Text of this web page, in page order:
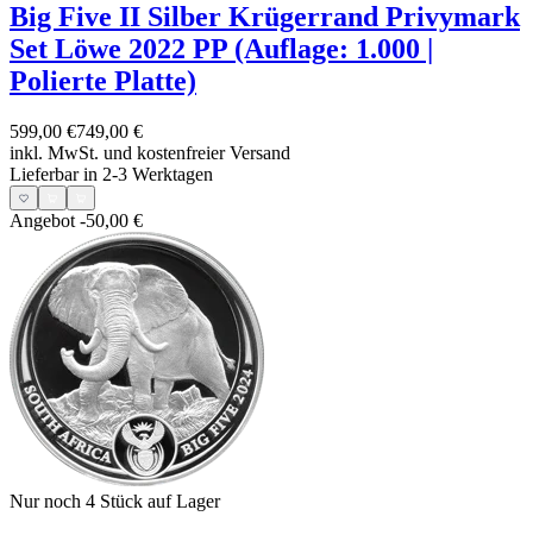
Big Five II Silber Krügerrand Privymark
Set Löwe 2022 PP (Auflage: 1.000 |
Polierte Platte)
599,00 €749,00 €
inkl. MwSt. und kostenfreier Versand
Lieferbar in 2-3 Werktagen
Angebot -50,00 €
Nur noch 4 Stück auf Lager